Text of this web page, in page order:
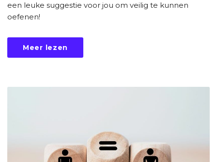
een leuke suggestie voor jou om veilig te kunnen
oefenen!
Meer lezen